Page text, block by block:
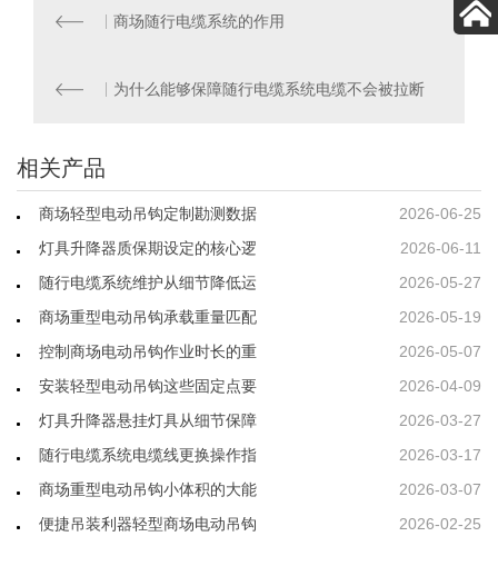
商场随行电缆系统的作用
为什么能够保障随行电缆系统电缆不会被拉断
相关产品
2026-06-25
商场轻型电动吊钩定制勘测数据
2026-06-11
灯具升降器质保期设定的核心逻
2026-05-27
随行电缆系统维护从细节降低运
2026-05-19
商场重型电动吊钩承载重量匹配
2026-05-07
控制商场电动吊钩作业时长的重
2026-04-09
安装轻型电动吊钩这些固定点要
2026-03-27
灯具升降器悬挂灯具从细节保障
2026-03-17
随行电缆系统电缆线更换操作指
2026-03-07
商场重型电动吊钩小体积的大能
2026-02-25
便捷吊装利器轻型商场电动吊钩